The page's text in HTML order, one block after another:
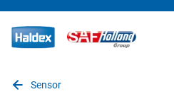
Sensor